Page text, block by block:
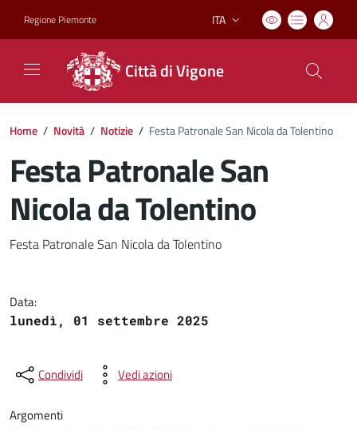
Regione Piemonte Lingua attiva:
ITA
Città di Vigone
Home / Novità / Notizie / Festa Patronale San Nicola da Tolentino
Festa Patronale San
Nicola da Tolentino
Dettagli del documento
Festa Patronale San Nicola da Tolentino
Data:
lunedì, 01 settembre 2025
Condividi Vedi azioni
Argomenti